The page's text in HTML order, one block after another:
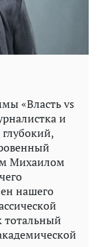
«Власть vs
и
Михаилом
нашего
тотальный